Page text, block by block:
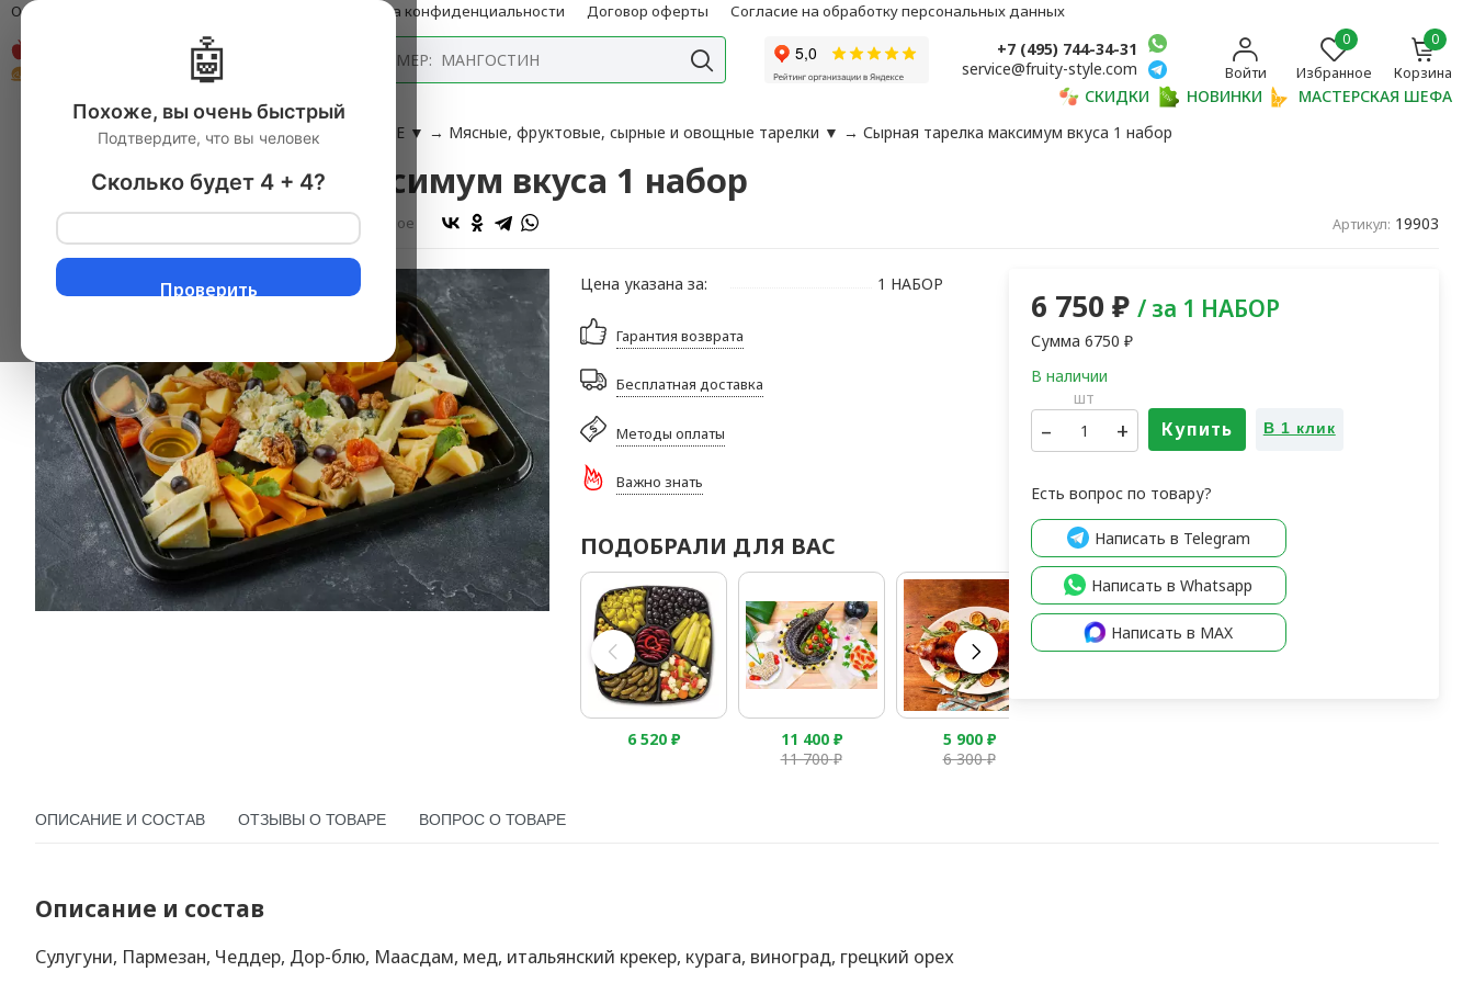
О компании Политика конфиденциальности Договор оферты Согласие на обработку персональных данных
Каталог
+7 (495) 744-34-31
service@fruity-style.com
Войти
0
Избранное
0
Корзина
СКИДКИ НОВИНКИ
МАСТЕРСКАЯ ШЕФА
→ ГОТОВЫЕ БЛЮДА В АССОРТИМЕНТЕ ▼ → Мясные, фруктовые, сырные и овощные тарелки ▼ → Сырная тарелка максимум вкуса 1 набор
Сырная тарелка максимум вкуса 1 набор
В избранное Артикул: 19903
Цена указана за: 1 НАБОР
Гарантия возврата
Бесплатная доставка
Методы оплаты
Важно знать
ПОДОБРАЛИ ДЛЯ ВАС
6 520 ₽ 11 400 ₽
11 700₽
5 900 ₽
6 300₽
6 750 ₽ / за 1 НАБОР
Сумма 6750 ₽
шт
– + Купить В 1 клик
Есть вопрос по товару?
Написать в Telegram
Написать в Whatsapp
Написать в MAX
ОПИСАНИЕ И СОСТАВ ОТЗЫВЫ О ТОВАРЕ ВОПРОС О ТОВАРЕ
Описание и состав
Сулугуни, Пармезан, Чеддер, Дор-блю, Маасдам, мед, итальянский крекер, курага, виноград, грецкий орех
🤖
Похоже, вы очень быстрый
Подтвердите, что вы человек
Сколько будет 4 + 4?
Проверить